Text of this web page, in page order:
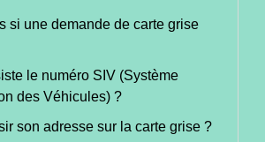
si une demande de carte grise
le numéro SIV (Système
des Véhicules) ?
son adresse sur la carte grise ?